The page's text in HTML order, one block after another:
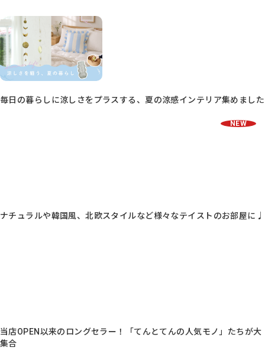
毎日の暮らしに涼しさをプラスする、夏の涼感インテリア集めました
NEW
ナチュラルや韓国風、北欧スタイルなど様々なテイストのお部屋に♩
当店OPEN以来のロングセラー！「てんとてんの人気モノ」たちが大
集合